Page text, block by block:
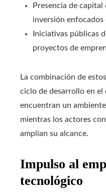
Presencia de
inversión enfocados
Iniciativas públicas
proyectos de
La combinación de
ciclo de desarrollo en el
encuentran un
mientras los actores
amplían su alcance.
Impulso al
tecnológico